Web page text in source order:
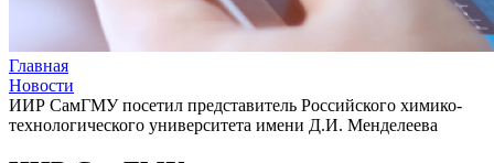
Главная
Новости
ИИР СамГМУ посетил представитель Российского химико-
технологического университета имени Д.И. Менделеева